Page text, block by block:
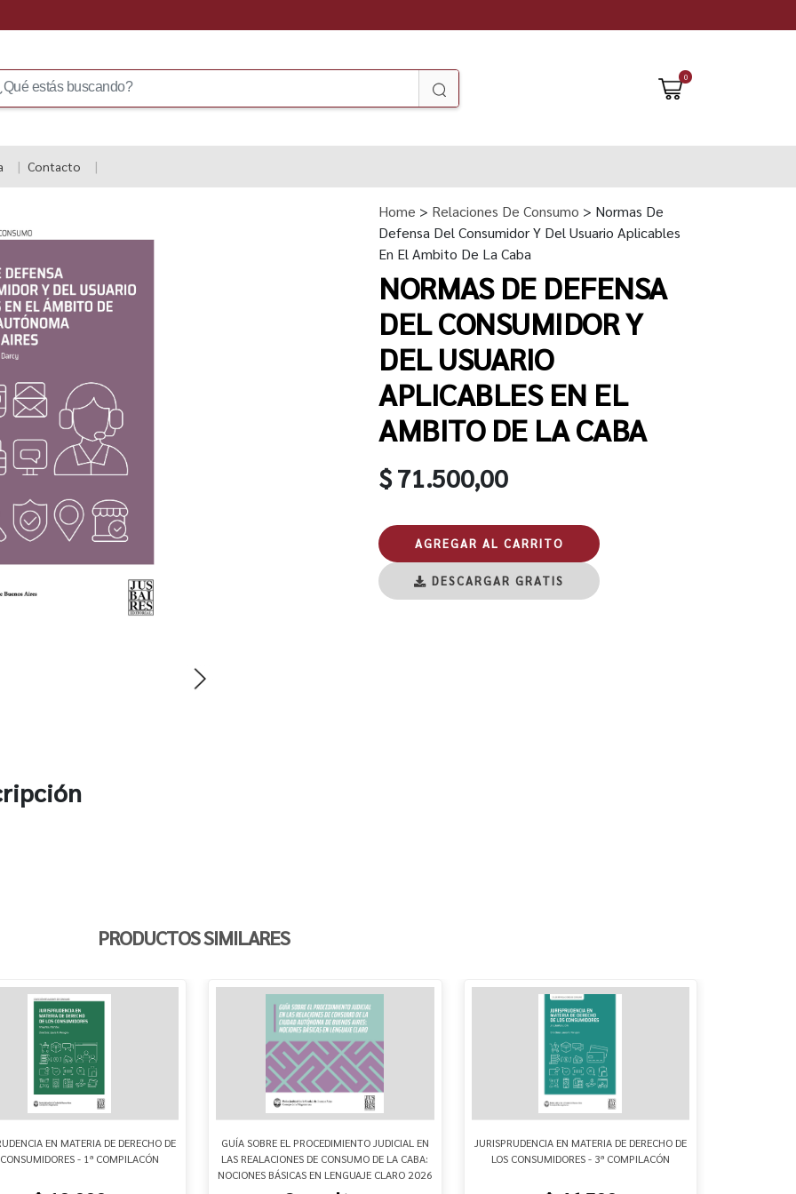
0
Contacto
Home > Relaciones De Consumo > Normas De
Defensa Del Consumidor Y Del Usuario Aplicables
En El Ambito De La Caba
NORMAS DE DEFENSA
DEL CONSUMIDOR Y
DEL USUARIO
APLICABLES EN EL
AMBITO DE LA CABA
$ 71.500,00
AGREGAR AL CARRITO
DESCARGAR GRATIS
PRODUCTOS SIMILARES
EN MATERIA DE DERECHO DE
- 1ª COMPILACÓN
GUÍA SOBRE EL PROCEDIMIENTO JUDICIAL EN
LAS REALACIONES DE CONSUMO DE LA CABA:
NOCIONES BÁSICAS EN LENGUAJE CLARO 2026
JURISPRUDENCIA EN MATERIA DE DERECHO DE
LOS CONSUMIDORES - 3ª COMPILACÓN